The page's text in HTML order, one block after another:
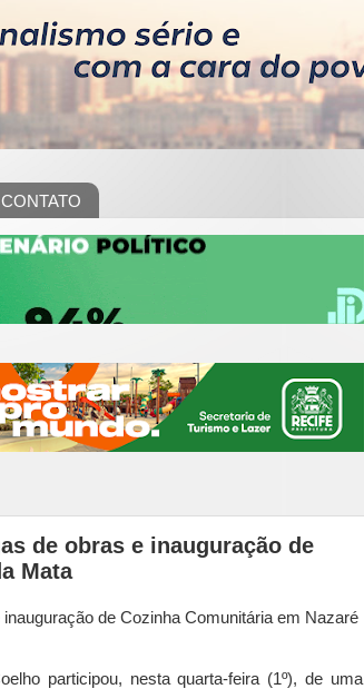
CONTATO
de obras e inauguração de
Mata
participou, nesta quarta-feira (1º), de uma